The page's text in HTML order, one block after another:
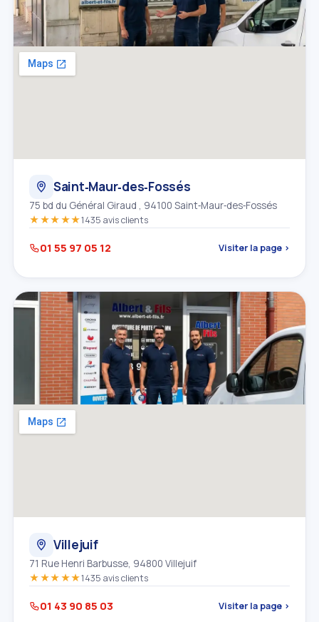
Saint‑Maur‑des‑Fossés
75 bd du Général Giraud , 94100 Saint‑Maur‑des‑Fossés
★★★★★1435 avis clients
01 55 97 05 12 Visiter la page ›
Villejuif
71 Rue Henri Barbusse, 94800 Villejuif
★★★★★1435 avis clients
01 43 90 85 03 Visiter la page ›